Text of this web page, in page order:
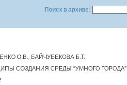
Поиск в архиве:
О.В., БАЙЧУБЕКОВА Б.Т.
СОЗДАНИЯ СРЕДЫ “УМНОГО ГОРОДА”